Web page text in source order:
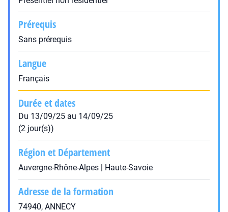
Prérequis
Sans prérequis
Langue
Français
Durée et dates
Du 13/09/25 au 14/09/25
(2 jour(s))
Région et Département
Auvergne-Rhône-Alpes | Haute-Savoie
Adresse de la formation
74940, ANNECY